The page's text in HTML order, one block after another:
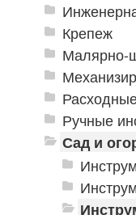
Крепеж
Малярно-
Ручные
Сад и